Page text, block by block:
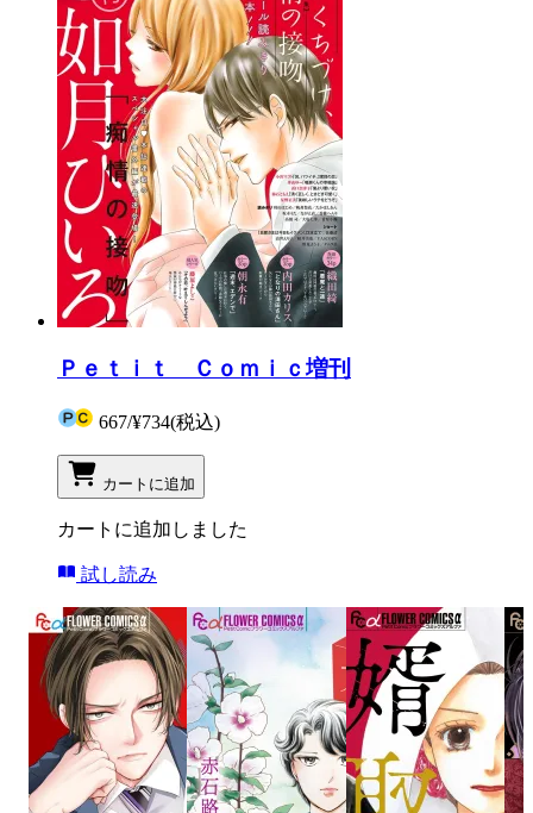
Ｐｅｔｉｔ Ｃｏｍｉｃ増刊
667/¥734(税込)
カートに追加
カートに追加しました
試し読み